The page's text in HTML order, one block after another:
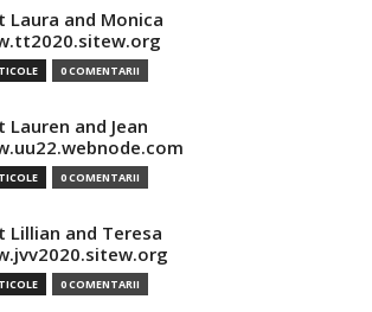
Laura and Monica
0 COMENTARII
Lauren and Jean
0 COMENTARII
Lillian and Teresa
0 COMENTARII